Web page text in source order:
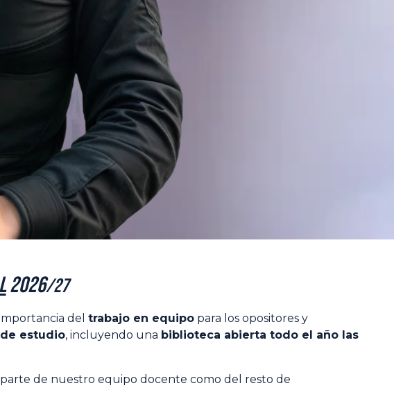
2026/27
del trabajo en equipo para los opositores y
estudio, incluyendo una biblioteca abierta todo el año las
de nuestro equipo docente como del resto de